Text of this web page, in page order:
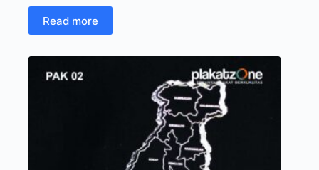
Read more